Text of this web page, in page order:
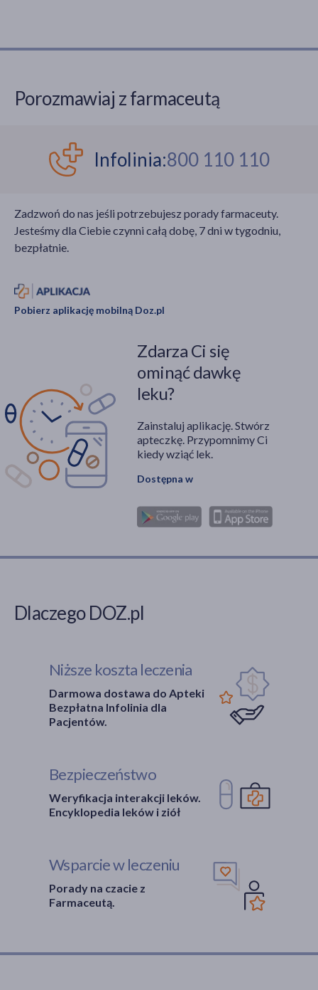
Porozmawiaj z farmaceutą
Infolinia:800 110 110
Zadzwoń do nas jeśli potrzebujesz porady farmaceuty.
Jesteśmy dla Ciebie czynni całą dobę, 7 dni w tygodniu,
bezpłatnie.
Pobierz aplikację mobilną Doz.pl
Zdarza Ci się
ominąć dawkę
leku?
Zainstaluj aplikację. Stwórz
apteczkę. Przypomnimy Ci
kiedy wziąć lek.
Dostępna w
Dlaczego DOZ.pl
Niższe koszta leczenia
Darmowa dostawa do Apteki
Bezpłatna Infolinia dla
Pacjentów.
Bezpieczeństwo
Weryfikacja interakcji leków.
Encyklopedia leków i ziół
Wsparcie w leczeniu
Porady na czacie z
Farmaceutą.